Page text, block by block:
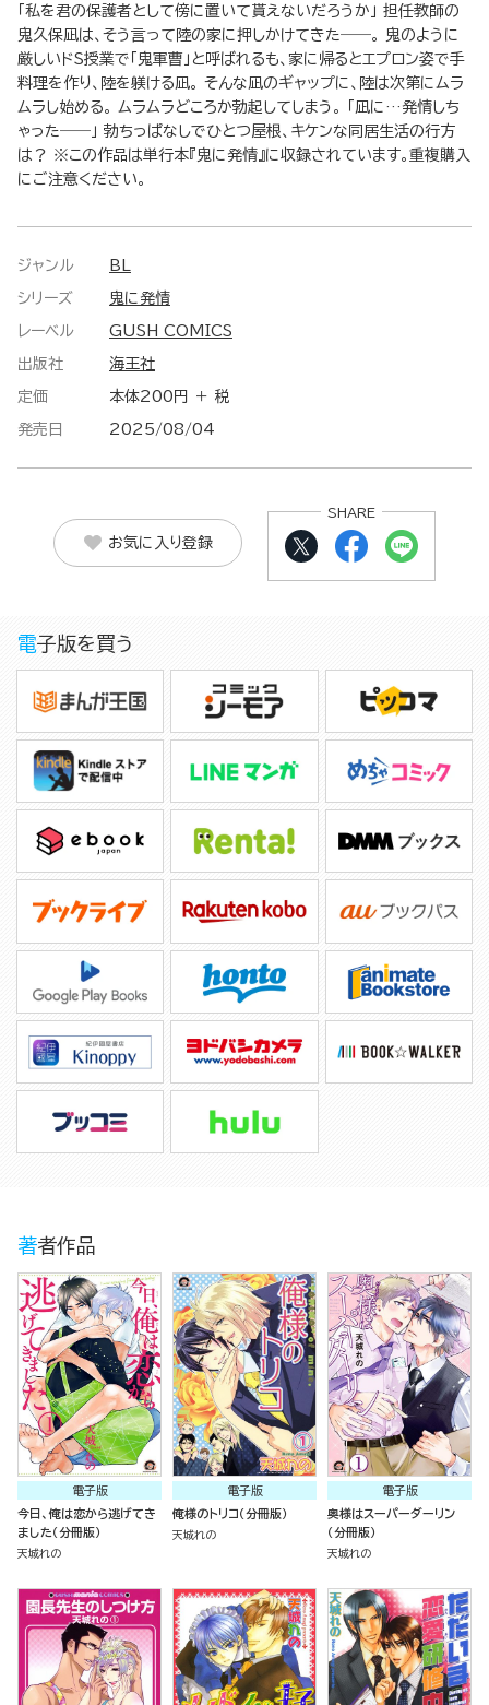
「私を君の保護者として傍に置いて貰えないだろうか」 担任教師の
鬼久保凪は、そう言って陸の家に押しかけてきた――。 鬼のように
厳しいドS授業で「鬼軍曹」と呼ばれるも、家に帰るとエプロン姿で手
料理を作り、陸を躾ける凪。 そんな凪のギャップに、陸は次第にムラ
ムラし始める。 ムラムラどころか勃起してしまう。 「凪に…発情しち
ゃった――」 勃ちっぱなしでひとつ屋根、キケンな同居生活の行方
は？ ※この作品は単行本『鬼に発情』に収録されています。重複購入
にご注意ください。
ジャンル BL
シリーズ 鬼に発情
レーベル GUSH COMICS
出版社 海王社
定価 本体200円 ＋ 税
発売日 2025/08/04
お気に入り登録
SHARE
電子版を買う
著者作品
電子版
今日、俺は恋から逃げてき
ました（分冊版）
天城れの
電子版
俺様のトリコ（分冊版）
天城れの
電子版
奥様はスーパーダーリン
（分冊版）
天城れの